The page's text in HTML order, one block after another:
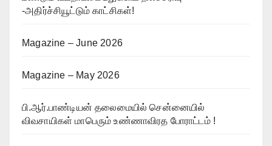
-அதிர்ச்சியூட்டும் காட்சிகள்!
Magazine – June 2026
Magazine – May 2026
பி.ஆர்.பாண்டியன் தலைமையில் சென்னையில்
விவசாயிகள் மாபெரும் உண்ணாவிரத போராட்டம் !